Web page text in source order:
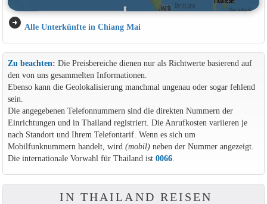
arrow_circle_right Alle Unterkünfte in Chiang Mai
Zu beachten: Die Preisbereiche dienen nur als Richtwerte basierend auf
den von uns gesammelten Informationen.
Ebenso kann die Geolokalisierung manchmal ungenau oder sogar fehlend
sein.
Die angegebenen Telefonnummern sind die direkten Nummern der
Einrichtungen und in Thailand registriert. Die Anrufkosten variieren je
nach Standort und Ihrem Telefontarif. Wenn es sich um
Mobilfunknummern handelt, wird (mobil)neben der Nummer angezeigt.
Die internationale Vorwahl für Thailand ist 0066.
IN THAILAND REISEN